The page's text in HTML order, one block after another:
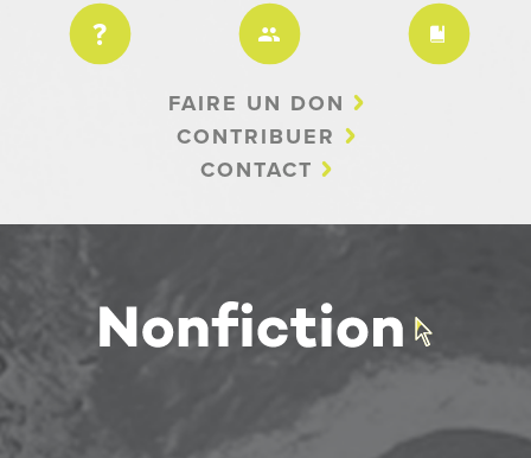
FAIRE UN DON
CONTRIBUER
CONTACT